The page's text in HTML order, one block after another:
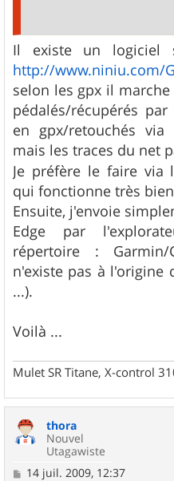
Il existe un logiciel
http://www.niniu.com/
selon les gpx il
pédalés/récupérés
en gpx/retouchés via
mais les traces du net
Je préfère le faire via
qui fonctionne très
Ensuite, j'envoie
Edge par
répertoire : Garmin/
n'existe pas à l'origine
...).
Voilà ...
Mulet SR Titane, X-control
thora
Nouvel
Utagawiste
M14 juil. 2009, 12:37